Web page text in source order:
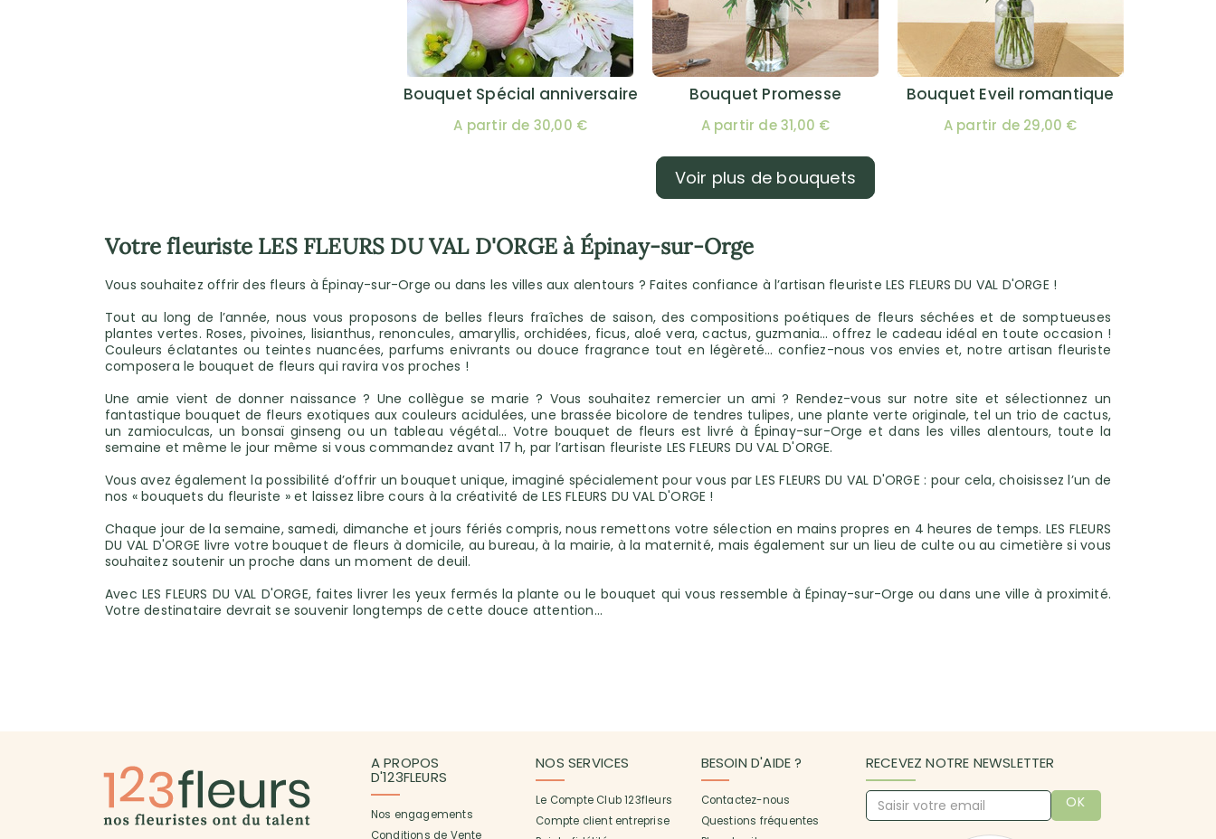
Bouquet Spécial anniversaire
A partir de 30,00 €
Bouquet Promesse
A partir de 31,00 €
Bouquet Eveil romantique
A partir de 29,00 €
Voir plus de bouquets
Votre fleuriste LES FLEURS DU VAL D'ORGE à Épinay-sur-Orge
Vous souhaitez offrir des fleurs à Épinay-sur-Orge ou dans les villes aux alentours ? Faites confiance à l’artisan fleuriste LES FLEURS DU VAL D'ORGE !
Tout au long de l’année, nous vous proposons de belles fleurs fraîches de saison, des compositions poétiques de fleurs séchées et de somptueuses
plantes vertes. Roses, pivoines, lisianthus, renoncules, amaryllis, orchidées, ficus, aloé vera, cactus, guzmania… offrez le cadeau idéal en toute occasion !
Couleurs éclatantes ou teintes nuancées, parfums enivrants ou douce fragrance tout en légèreté… confiez-nous vos envies et, notre artisan fleuriste
composera le bouquet de fleurs qui ravira vos proches !
Une amie vient de donner naissance ? Une collègue se marie ? Vous souhaitez remercier un ami ? Rendez-vous sur notre site et sélectionnez un
fantastique bouquet de fleurs exotiques aux couleurs acidulées, une brassée bicolore de tendres tulipes, une plante verte originale, tel un trio de cactus,
un zamioculcas, un bonsaï ginseng ou un tableau végétal… Votre bouquet de fleurs est livré à Épinay-sur-Orge et dans les villes alentours, toute la
semaine et même le jour même si vous commandez avant 17 h, par l’artisan fleuriste LES FLEURS DU VAL D'ORGE.
Vous avez également la possibilité d’offrir un bouquet unique, imaginé spécialement pour vous par LES FLEURS DU VAL D'ORGE : pour cela, choisissez l’un de
nos « bouquets du fleuriste » et laissez libre cours à la créativité de LES FLEURS DU VAL D'ORGE !
Chaque jour de la semaine, samedi, dimanche et jours fériés compris, nous remettons votre sélection en mains propres en 4 heures de temps. LES FLEURS
DU VAL D'ORGE livre votre bouquet de fleurs à domicile, au bureau, à la mairie, à la maternité, mais également sur un lieu de culte ou au cimetière si vous
souhaitez soutenir un proche dans un moment de deuil.
Avec LES FLEURS DU VAL D'ORGE, faites livrer les yeux fermés la plante ou le bouquet qui vous ressemble à Épinay-sur-Orge ou dans une ville à proximité.
Votre destinataire devrait se souvenir longtemps de cette douce attention...
A PROPOS
D'123FLEURS
Nos engagements
Conditions de Vente
NOS SERVICES
Le Compte Club 123fleurs
Compte client entreprise
BESOIN D'AIDE ?
Contactez-nous
Questions fréquentes
RECEVEZ NOTRE NEWSLETTER
OK